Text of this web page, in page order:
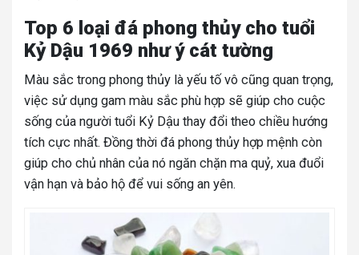
Top 6 loại đá phong thủy cho tuổi
Kỷ Dậu 1969 như ý cát tường
Màu sắc trong phong thủy là yếu tố vô cũng quan trọng,
việc sử dụng gam màu sắc phù hợp sẽ giúp cho cuộc
sống của người tuổi Kỷ Dậu thay đổi theo chiều hướng
tích cực nhất. Đồng thời đá phong thủy hợp mệnh còn
giúp cho chủ nhân của nó ngăn chặn ma quỷ, xua đuổi
vận hạn và bảo hộ để vui sống an yên.